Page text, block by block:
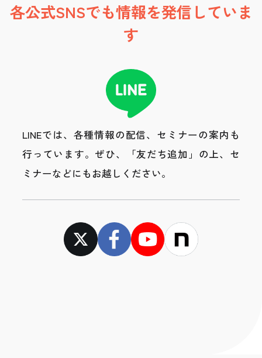
各公式SNSでも情報を発信していま
す
LINEでは、各種情報の配信、セミナーの案内も
行っています。 ぜひ、「友だち追加」の上、セ
ミナーなどにもお越しください。